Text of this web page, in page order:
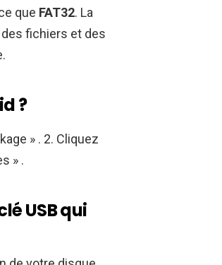
que FAT32. La
fichiers et des
?
» . 2. Cliquez
» .
USB qui